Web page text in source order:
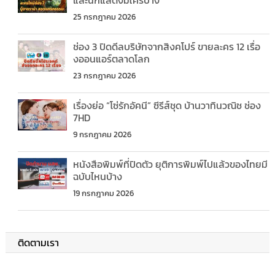
25 กรกฎาคม 2026
ช่อง 3 ปิดดีลบริษัทจากสิงคโปร์ ขายละคร 12 เรื่อ
งออนแอร์ตลาดโลก
23 กรกฎาคม 2026
เรื่องย่อ “โซ่รักอัคนี” ซีรีส์ชุด บ้านวาทินวณิช ช่อง
7HD
9 กรกฎาคม 2026
หนังสือพิมพ์ที่ปิดตัว ยุติการพิมพ์ไปแล้วของไทยมี
ฉบับไหนบ้าง
19 กรกฎาคม 2026
ติดตามเรา